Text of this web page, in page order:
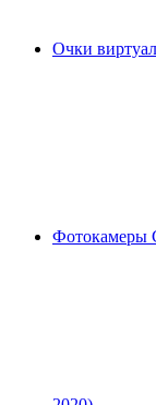
Очки
Фотокамеры